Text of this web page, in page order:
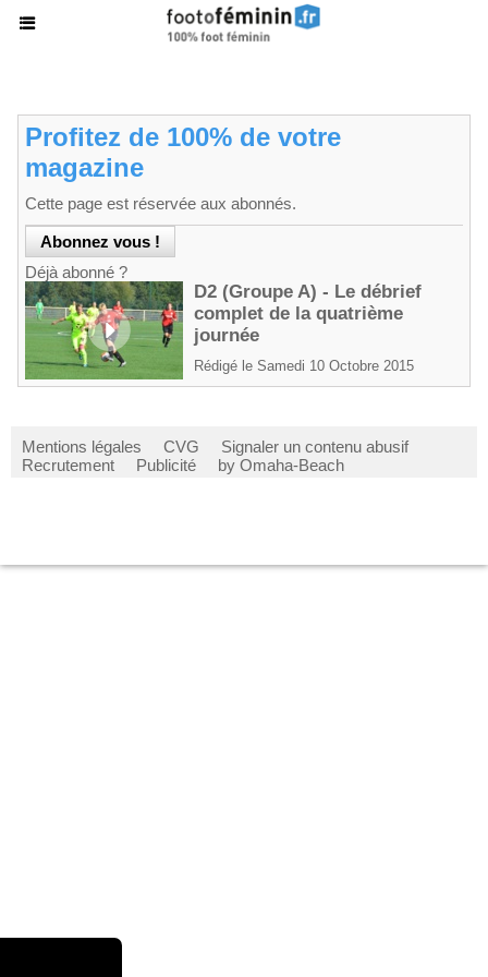
Profitez de 100% de votre
magazine
Cette page est réservée aux abonnés.
Déjà abonné ?
D2 (Groupe A) - Le débrief
complet de la quatrième
journée
Rédigé le Samedi 10 Octobre 2015
Mentions légales CVG
Signaler un contenu abusif
Recrutement
Publicité by Omaha-Beach